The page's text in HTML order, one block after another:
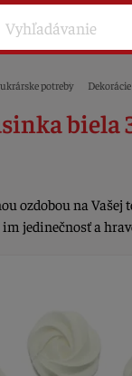
potreby
biela
ozdobou na Vašej
jedinečnosť a